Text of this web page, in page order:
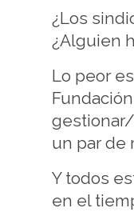
¿Los
¿Alguien
Lo peor
un par de
Y todos
en el